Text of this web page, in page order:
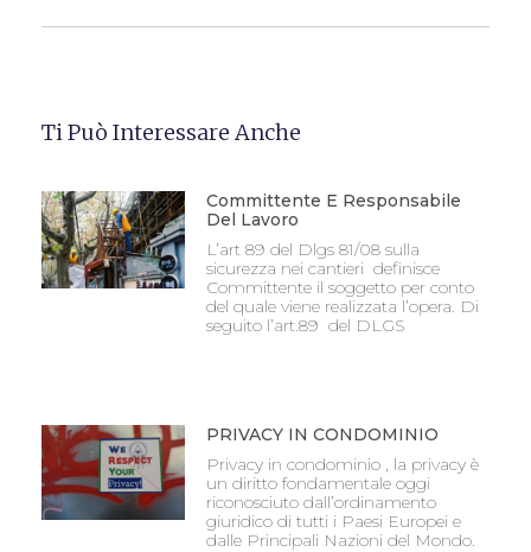
Ti Può Interessare Anche
Committente E Responsabile
Del Lavoro
L’art 89 del Dlgs 81/08 sulla
sicurezza nei cantieri definisce
Committente il soggetto per conto
del quale viene realizzata l’opera. Di
seguito l’art.89 del DLGS
PRIVACY IN CONDOMINIO
Privacy in condominio , la privacy è
un diritto fondamentale oggi
riconosciuto dall’ordinamento
giuridico di tutti i Paesi Europei e
dalle Principali Nazioni del Mondo.